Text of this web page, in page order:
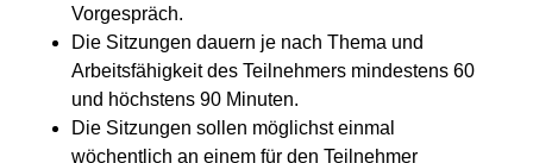
Vorgespräch.
Die Sitzungen dauern je nach Thema und
Arbeitsfähigkeit des Teilnehmers mindestens 60
und höchstens 90 Minuten.
Die Sitzungen sollen möglichst einmal
wöchentlich an einem für den Teilnehmer